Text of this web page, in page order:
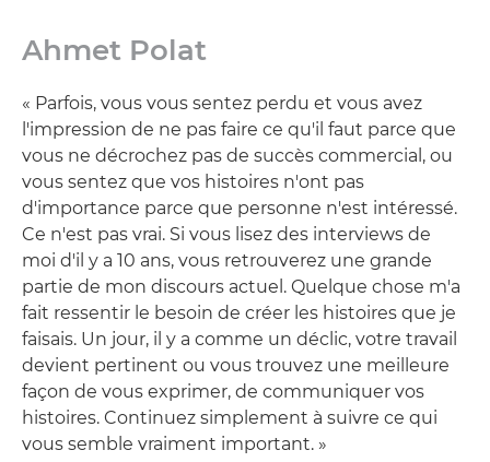
Ahmet Polat
« Parfois, vous vous sentez perdu et vous avez
l'impression de ne pas faire ce qu'il faut parce que
vous ne décrochez pas de succès commercial, ou
vous sentez que vos histoires n'ont pas
d'importance parce que personne n'est intéressé.
Ce n'est pas vrai. Si vous lisez des interviews de
moi d'il y a 10 ans, vous retrouverez une grande
partie de mon discours actuel. Quelque chose m'a
fait ressentir le besoin de créer les histoires que je
faisais. Un jour, il y a comme un déclic, votre travail
devient pertinent ou vous trouvez une meilleure
façon de vous exprimer, de communiquer vos
histoires. Continuez simplement à suivre ce qui
vous semble vraiment important. »